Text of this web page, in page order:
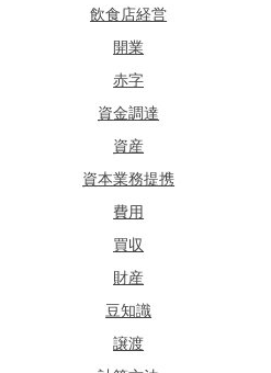
飲食店経営
開業
赤字
資金調達
資産
資本業務提携
費用
買収
財産
豆知識
譲渡